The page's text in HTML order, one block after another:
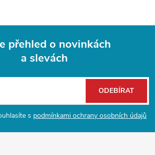
přehled o novinkách
a slevách
s podmínkami ochrany osobních údajů
ODEBÍRAT